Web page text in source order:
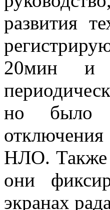
развития
20мин и
но было
НЛО. Также
они
экранах